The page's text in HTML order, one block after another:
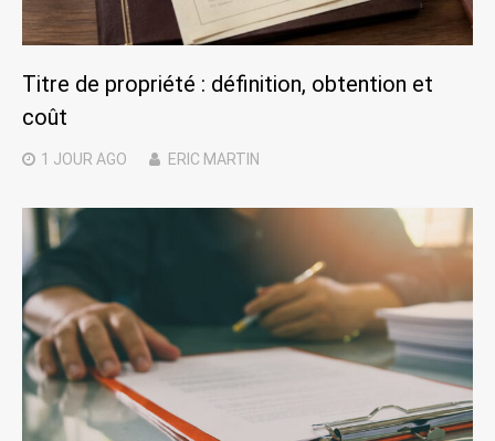
Titre de propriété : définition, obtention et
coût
1 JOUR AGO ERIC MARTIN